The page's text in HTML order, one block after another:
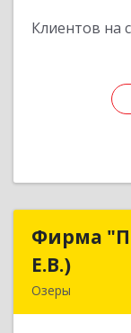
Клиентов на
Фирма
Е.В.)
Озеры